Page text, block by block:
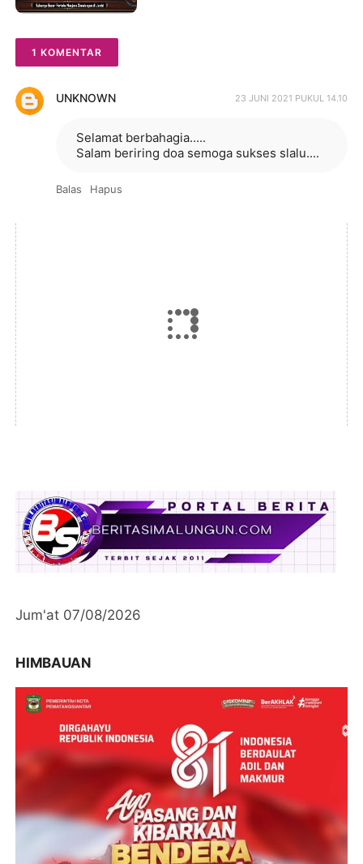
1 KOMENTAR
UNKNOWN 23 JUNI 2021 PUKUL 14.10
Selamat berbahagia.....
Salam beriring doa semoga sukses slalu....
Balas Hapus
Jum'at 07/08/2026
HIMBAUAN